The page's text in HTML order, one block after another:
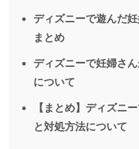
ディズニーで遊んだ
まとめ
ディズニーで妊婦さ
について
【まとめ】ディズニ
と対処方法について